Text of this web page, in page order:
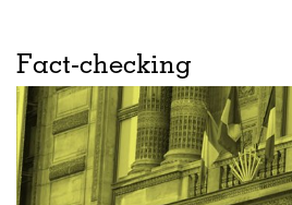
Fact-checking